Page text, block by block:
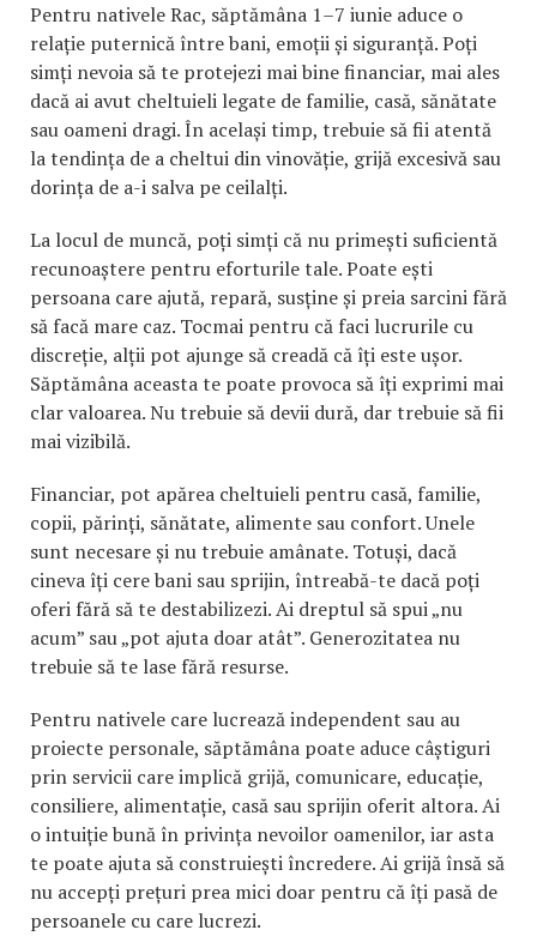
Pentru nativele Rac, săptămâna 1–7 iunie aduce o
relație puternică între bani, emoții și siguranță. Poți
simți nevoia să te protejezi mai bine financiar, mai ales
dacă ai avut cheltuieli legate de familie, casă, sănătate
sau oameni dragi. În același timp, trebuie să fii atentă
la tendința de a cheltui din vinovăție, grijă excesivă sau
dorința de a-i salva pe ceilalți.
La locul de muncă, poți simți că nu primești suficientă
recunoaștere pentru eforturile tale. Poate ești
persoana care ajută, repară, susține și preia sarcini fără
să facă mare caz. Tocmai pentru că faci lucrurile cu
discreție, alții pot ajunge să creadă că îți este ușor.
Săptămâna aceasta te poate provoca să îți exprimi mai
clar valoarea. Nu trebuie să devii dură, dar trebuie să fii
mai vizibilă.
Financiar, pot apărea cheltuieli pentru casă, familie,
copii, părinți, sănătate, alimente sau confort. Unele
sunt necesare și nu trebuie amânate. Totuși, dacă
cineva îți cere bani sau sprijin, întreabă-te dacă poți
oferi fără să te destabilizezi. Ai dreptul să spui „nu
acum” sau „pot ajuta doar atât”. Generozitatea nu
trebuie să te lase fără resurse.
Pentru nativele care lucrează independent sau au
proiecte personale, săptămâna poate aduce câștiguri
prin servicii care implică grijă, comunicare, educație,
consiliere, alimentație, casă sau sprijin oferit altora. Ai
o intuiție bună în privința nevoilor oamenilor, iar asta
te poate ajuta să construiești încredere. Ai grijă însă să
nu accepți prețuri prea mici doar pentru că îți pasă de
persoanele cu care lucrezi.